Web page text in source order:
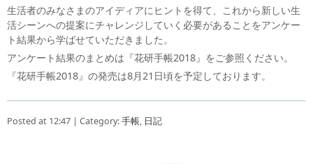
生活者のみなさまのアイディアにヒントを得て、これから新しい生
活シーンへの提案にチャレンジしていく必要があることをアンケー
ト結果から学ばせていただきました。
アンケート結果のまとめは『花研手帳2018』をご参照ください。
『花研手帳2018』の発売は8月21日頃を予定しております。
Posted at 12:47 | Category:手帳, 日記